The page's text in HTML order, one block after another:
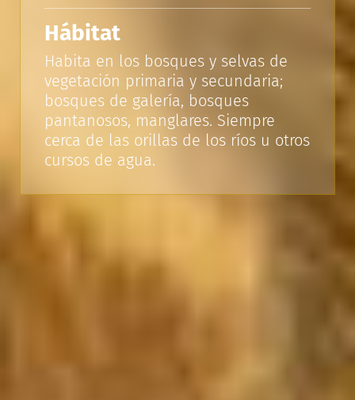
Hábitat
Habita en los bosques y selvas de
vegetación primaria y secundaria;
bosques de galería, bosques
pantanosos, manglares. Siempre
cerca de las orillas de los ríos u otros
cursos de agua.